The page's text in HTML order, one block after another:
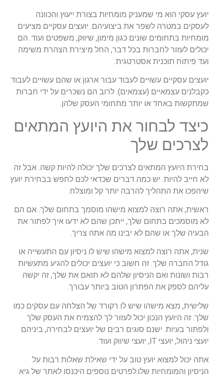
יועץ עסקי הוא מי שמעניק מומחיות בצורת ייעוץ והכוונה
לעסקים במטרה לשפר את ביצועיהם. יועצים עסקיים מציעים
מומחיות בתחומים שונים כגון מימון, שיווק, משפטים ועוד. הם
יכולים לעזור לחברות בכל דבר, החל מיצירת הצהרת משימה
ועד פיתוח תוכנית אסטרטגית.
יועצים עסקיים עשויים לעבוד עבור ארגון או שהם עשויים לעבוד
כקבלנים עצמאיים (עצמאים). לרוב הם נשכרים על ידי חברות
שמתקשות באחד או יותר מתחומי העסק שלהן.
כיצד לבחור את היועץ המתאים
לצרכים שלך
בחירת היועץ המתאים לצרכים שלך יכולה להיות קשה. אבל זה
לא חייב להיות. יש כמה דברים שכדאי לכם לחפש בבחירת יועץ
שיהפכו את התהליך להרבה יותר קל ומוצלח.
ראשית, אתה רוצה למצוא מישהו מוסמך בתחום שלך. אם הם
לא מוסמכים בתחום שלך, ייתכן שהם לא ידעו איך לפתור את
הבעיה שלך או שהם לא יבינו מה אתה צריך.
שנית, אתה רוצה למצוא מישהו שיש לו ניסיון עם התעשייה או
גודל החברה שלך. זה חשוב כי יועצים יכולים להגיע מתעשיות
רבות ושונות ואם הניסיון שלהם לא תואם את שלך, זה יקשה
עליהם לספק את הפתרון הטוב ביותר עבורך.
שלישית, מצא מישהו שיש לו רקורד של הצלחה עם עסקים כמו
שלך. זה היועץ הנכון יכול לעזור לך להצמיח את העסק שלך
ולפתור בעיות. ישנם סוגים רבים של יועצים לבחירה, ביניהם
יועצי ניהול, יועצי IT, יועצי שיווק ועוד.
אתה יכול למצוא יועץ טוב על ידי שאילת שאלות רבות על
הניסיון והמומחיות שלו.לפרטים נוספים היכנסו לאתר של גיא